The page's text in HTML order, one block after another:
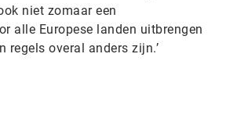
niet zomaar een
alle Europese landen uitbrengen
regels overal anders zijn.’